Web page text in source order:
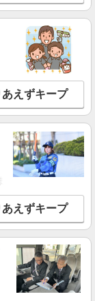
定あり） ゜
+゜ 入社祝い金10
。・゜+゜
を見る
くなれる携帯販
・能力による） ※
定あり） ゜
+゜ 入社祝い金10
。・゜+゜
ップ
を見る
くなれる携帯販
あえずキープ
市岩槻区・久喜市・
あえずキープ